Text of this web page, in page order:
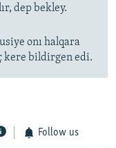
dep bekley.
onı halqara
kere bildirgen edi.
Follow us